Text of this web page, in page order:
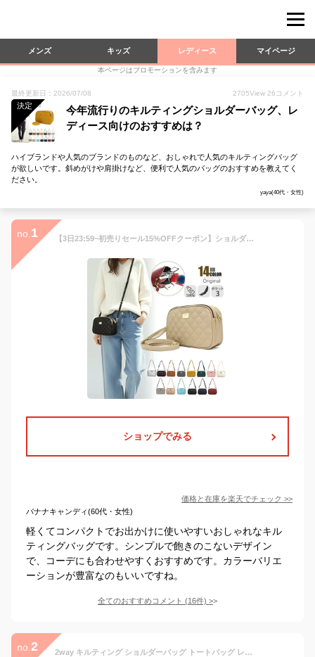
メンズ キッズ レディース マイページ
本ページはプロモーションを含みます
最終更新日：2026/07/08 2705View 26 コメント
決定
今年流行りのキルティングショルダーバッグ、レ
ディース向けのおすすめは？
ハイブランドや人気のブランドのものなど、おしゃれで人気のキルティングバッグ
が欲しいです。斜めがけや肩掛けなど、便利で人気のバッグのおすすめを教えてく
ださい。
yaya(40代・女性)
no. 1 【3日23:59~初売りセール15%OFFクーポン】ショルダーバッグ レディース 斜めがけ 軽い バッグ コンパクト 3ポケット 多収納 ポシェット 韓国バッグ ミニショルダーバッグ キルティングバッグ オールシーズン おしゃれ カジュアル 旅行バッグ 小さめ 通勤 軽量 横型 大人
ショップでみる
価格と在庫を楽天でチェック >>
バナナキャンディ(60代・女性)
軽くてコンパクトでお出かけに使いやすいおしゃれなキル
ティングバッグです。シンプルで飽きのこないデザイン
で、コーデにも合わせやすくおすすめです。カラーバリエ
ーションが豊富なのもいいですね。
全てのおすすめコメント (16件) >
no. 2 2way キルティング ショルダーバッグ トートバッグ レディース 【peremopetit プチペレモ】斜めがけ 大人 軽量 マイクロバッグ ミニショルダー ファスナー付き 軽い バッグ カジュアル おしゃれ 上品 ミニトート 秋 冬 プレゼント ギフト ブランド HAYNI ヘイニ